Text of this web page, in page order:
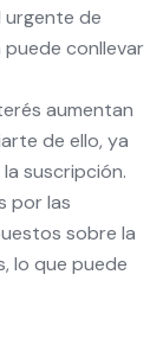
de
puede conllevar
aumentan
de ello, ya
suscripción.
por las
sobre la
lo que puede